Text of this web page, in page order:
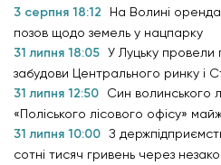
3 серпня 18:12
На Волині
позов щодо земель у нацпарку
31 липня 18:05 У Луцьку провели
забудови Центрального ринку і
31 липня 12:50
Син волинського
«Поліського лісового офісу»
31 липня 10:00 З
сотні тисяч гривень через